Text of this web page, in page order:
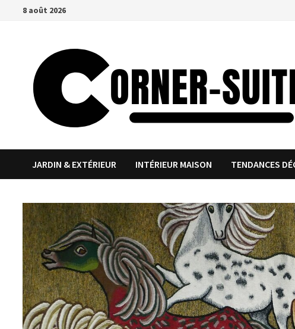
Passer8 août 2026
JARDIN & EXTÉRIEUR INTÉRIEUR MAISON TENDANCES